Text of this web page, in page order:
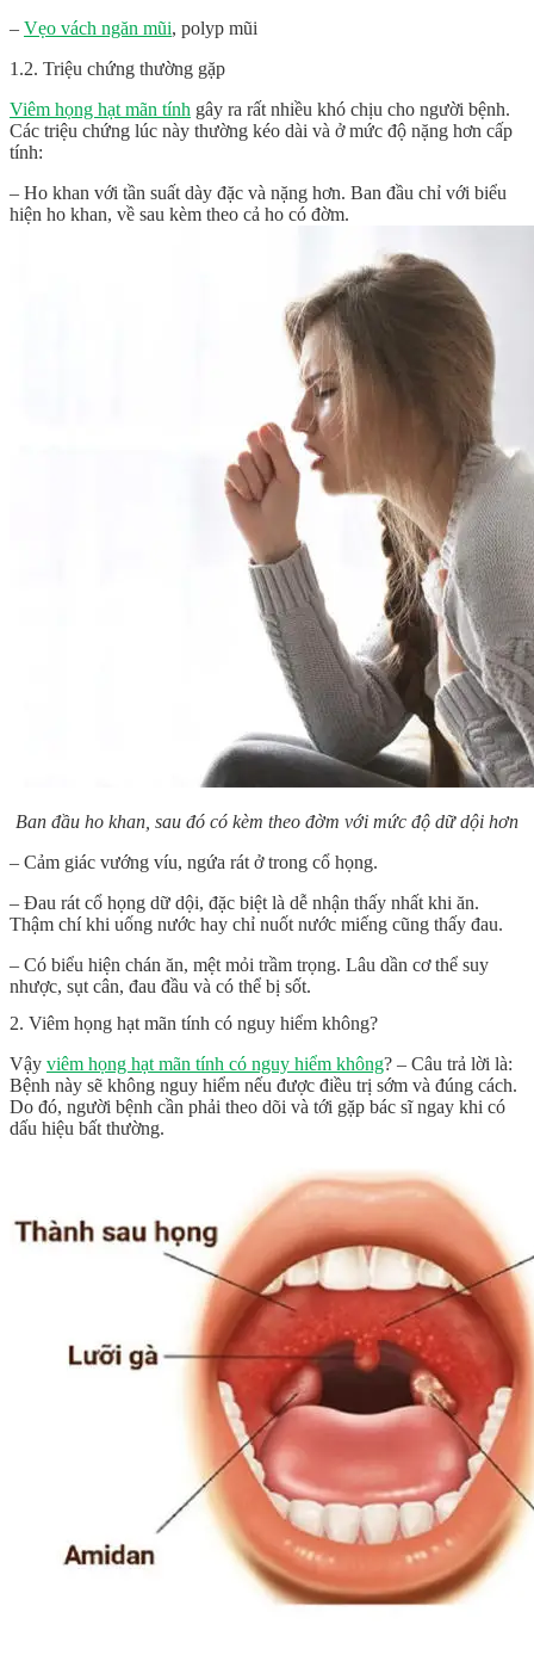
– Vẹo vách ngăn mũi, polyp mũi
1.2. Triệu chứng thường gặp
Viêm họng hạt mãn tính gây ra rất nhiều khó chịu cho người bệnh.
Các triệu chứng lúc này thường kéo dài và ở mức độ nặng hơn cấp
tính:
– Ho khan với tần suất dày đặc và nặng hơn. Ban đầu chỉ với biểu
hiện ho khan, về sau kèm theo cả ho có đờm.
Ban đầu ho khan, sau đó có kèm theo đờm với mức độ dữ dội hơn
– Cảm giác vướng víu, ngứa rát ở trong cổ họng.
– Đau rát cổ họng dữ dội, đặc biệt là dễ nhận thấy nhất khi ăn.
Thậm chí khi uống nước hay chỉ nuốt nước miếng cũng thấy đau.
– Có biểu hiện chán ăn, mệt mỏi trầm trọng. Lâu dần cơ thể suy
nhược, sụt cân, đau đầu và có thể bị sốt.
2. Viêm họng hạt mãn tính có nguy hiểm không?
Vậy viêm họng hạt mãn tính có nguy hiểm không? – Câu trả lời là:
Bệnh này sẽ không nguy hiểm nếu được điều trị sớm và đúng cách.
Do đó, người bệnh cần phải theo dõi và tới gặp bác sĩ ngay khi có
dấu hiệu bất thường.